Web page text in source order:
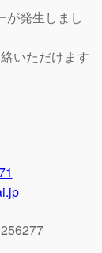
が発生しまし
いただけます